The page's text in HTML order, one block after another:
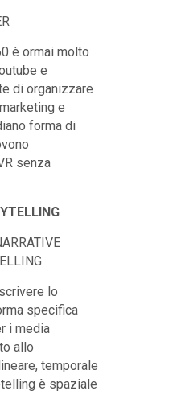
è ormai molto
e
di organizzare
e
forma di
senza
lo
specifica
i media
allo
temporale
è spaziale